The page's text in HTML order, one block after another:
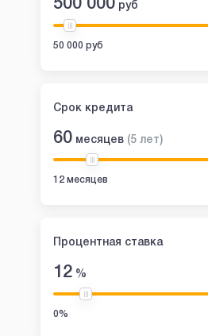
500 000 руб
50 000 руб
Срок кредита
60 месяцев (5 лет)
12 месяцев
Процентная ставка
12%
0%